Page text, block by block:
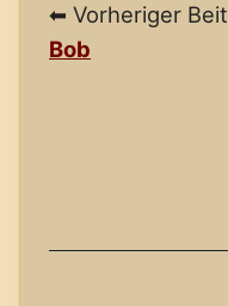
⬅ Vorheriger
Bob